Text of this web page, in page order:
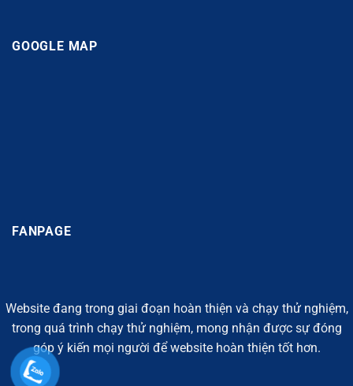
GOOGLE MAP
FANPAGE
Website đang trong giai đoạn hoàn thiện và chạy thử nghiệm,
trong quá trình chạy thử nghiệm, mong nhận được sự đóng
góp ý kiến mọi người để website hoàn thiện tốt hơn.